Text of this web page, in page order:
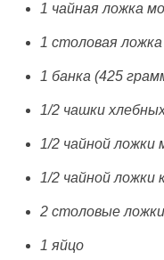
1 чайная ложка
1 столовая
1 банка (425
1/2 чашки
1/2 чайной ложки
1/2 чайной ложки
2 столовые
1 яйцо